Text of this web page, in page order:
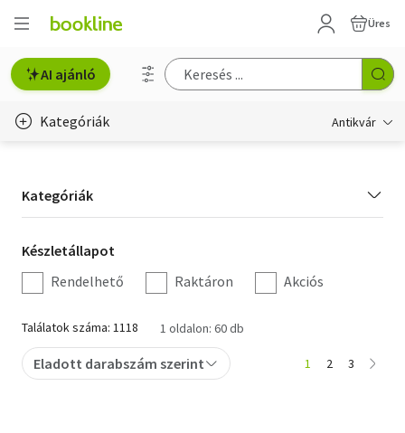
Üres
AI ajánló
Kategóriák Antikvár
Régi képeslap
Életmód, egészség
Erotika
Gyermek- és ifjúsági
Hobbi, szabadidő
Kategória
szűrés
Kategóriák
Készletállapot
szűrés
Készletállapot
Rendelhető
Raktáron Akciós
Találatok száma: 1118 1 oldalon: 60 db
Eladott darabszám szerint 1 2 3